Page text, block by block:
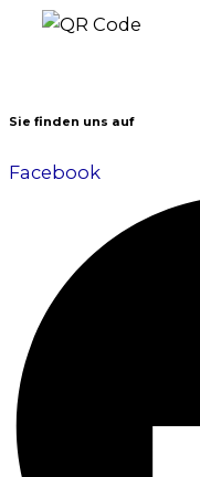
Sie finden uns auf
Facebook